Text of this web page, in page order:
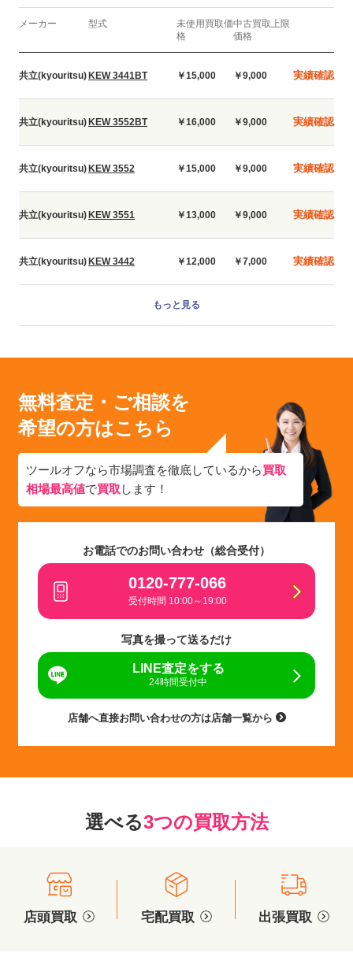
メーカー 型式
未使用買取価
格
中古買取上限
価格
共立(kyouritsu) KEW 3441BT ￥15,000 ￥9,000 実績確認
共立(kyouritsu) KEW 3552BT ￥16,000 ￥9,000 実績確認
共立(kyouritsu) KEW 3552 ￥15,000 ￥9,000 実績確認
共立(kyouritsu) KEW 3551 ￥13,000 ￥9,000 実績確認
共立(kyouritsu) KEW 3442 ￥12,000 ￥7,000 実績確認
もっと見る
無料査定・ご相談を
希望の方はこちら
ツールオフなら市場調査を徹底しているから買取
相場最高値で買取 します！
お電話でのお問い合わせ（総合受付）
0120-777-066
受付時間 10:00～19:00
写真を撮って送るだけ
LINE査定をする
24時間受付中
店舗へ直接お問い合わせの方は店舗一覧から
選べる3つの買取方法
店頭買取 宅配買取 出張買取